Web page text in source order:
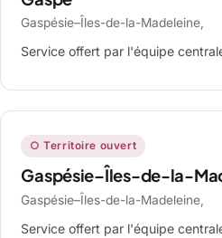
Gaspésie–Îles-de-la-Madeleine,
Service offert par l'équipe
○ Territoire ouvert
Gaspésie–Îles-de-la-
Gaspésie–Îles-de-la-Madeleine,
Service offert par l'équipe